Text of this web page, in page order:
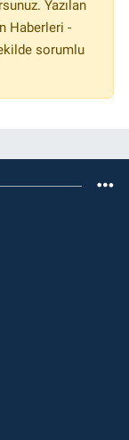
Yazılan
Haberleri -
sorumlu